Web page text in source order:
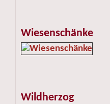
Wiesenschänke
Wildherzog